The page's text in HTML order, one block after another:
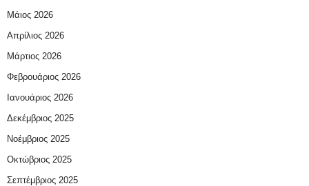
Μάιος 2026
Απρίλιος 2026
Μάρτιος 2026
Φεβρουάριος 2026
Ιανουάριος 2026
Δεκέμβριος 2025
Νοέμβριος 2025
Οκτώβριος 2025
Σεπτέμβριος 2025